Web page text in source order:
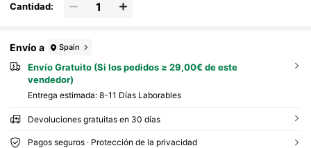
Cantidad:
Envío a Spain
Envío Gratuito (Si los pedidos ≥ 29,00€ de este
vendedor)
Entrega estimada: 8-11 Días Laborables
Devoluciones gratuitas en 30 días
Pagos seguros · Protección de la privacidad